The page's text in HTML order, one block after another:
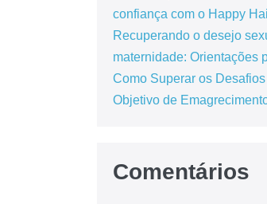
confiança com o Happy
Recuperando o desejo
maternidade: Orientações
Como Superar os
Objetivo de
Comentários